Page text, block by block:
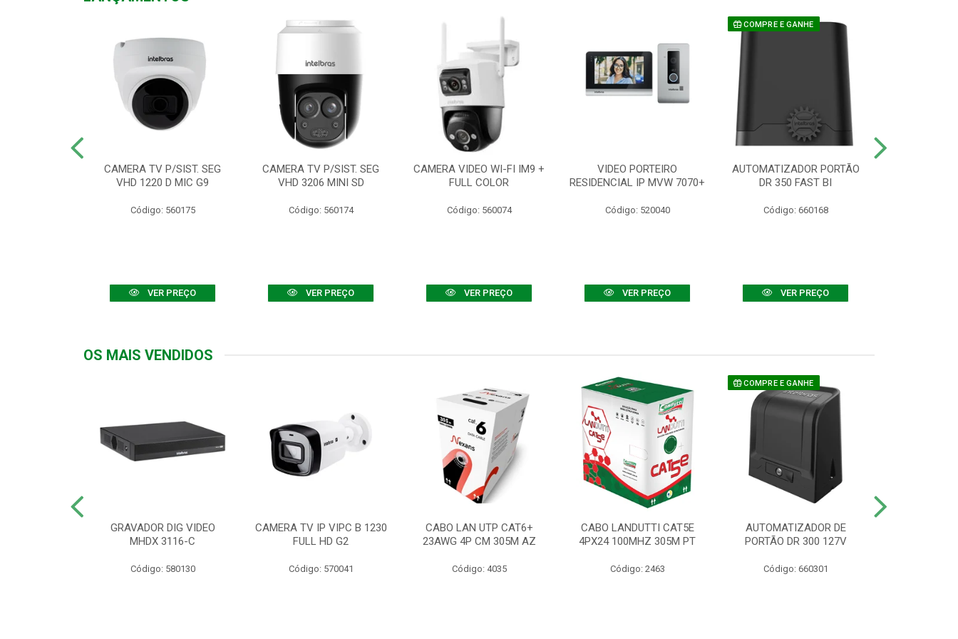
CAMERA TV P/SIST. SEG
VHD 1220 D MIC G9
Código: 560175
VER PREÇO
CAMERA TV P/SIST. SEG
VHD 3206 MINI SD
Código: 560174
VER PREÇO
CAMERA VIDEO WI-FI IM9 +
FULL COLOR
Código: 560074
VER PREÇO
VIDEO PORTEIRO
RESIDENCIAL IP MVW 7070+
Código: 520040
VER PREÇO
COMPRE E GANHE
AUTOMATIZADOR PORTÃO
DR 350 FAST BI
Código: 660168
VER PREÇO
OS MAIS VENDIDOS
GRAVADOR DIG VIDEO
MHDX 3116-C
Código: 580130
CAMERA TV IP VIPC B 1230
FULL HD G2
Código: 570041
CABO LAN UTP CAT6+
23AWG 4P CM 305M AZ
Código: 4035
CABO LANDUTTI CAT5E
4PX24 100MHZ 305M PT
Código: 2463
COMPRE E GANHE
AUTOMATIZADOR DE
PORTÃO DR 300 127V
Código: 660301